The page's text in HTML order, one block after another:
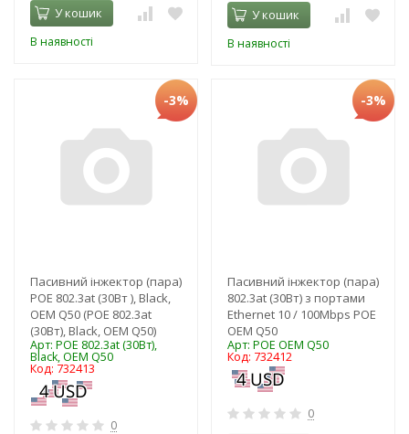
У кошик
В наявності
У кошик
В наявності
-3%
Пасивний інжектор (пара)
POE 802.3at (30Вт ), Black,
OEM Q50 (POE 802.3at
(30Вт), Black, OEM Q50)
Арт: POE 802.3at (30Вт),
Black, OEM Q50
Код: 732413
0
-3%
Пасивний інжектор (пара)
802.3at (30Вт) з портами
Ethernet 10 / 100Mbps POE
OEM Q50
Арт: POE OEM Q50
Код: 732412
0